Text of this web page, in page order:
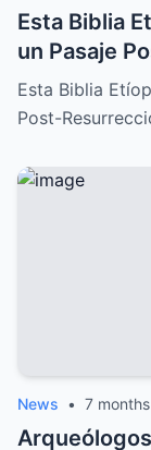
Esta Biblia
un Pasaje
Después:
Esta Biblia
Post-
News • 7